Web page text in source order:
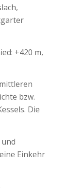
+420 m,
bzw.
Die
Einkehr